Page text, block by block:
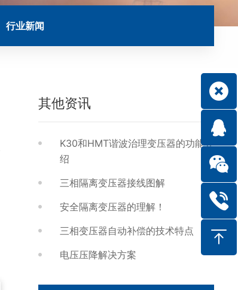
行业新闻
其他资讯
K30和HMT谐波治理变压器的功能介
绍
三相隔离变压器接线图解
安全隔离变压器的理解！
三相变压器自动补偿的技术特点
电压压降解决方案